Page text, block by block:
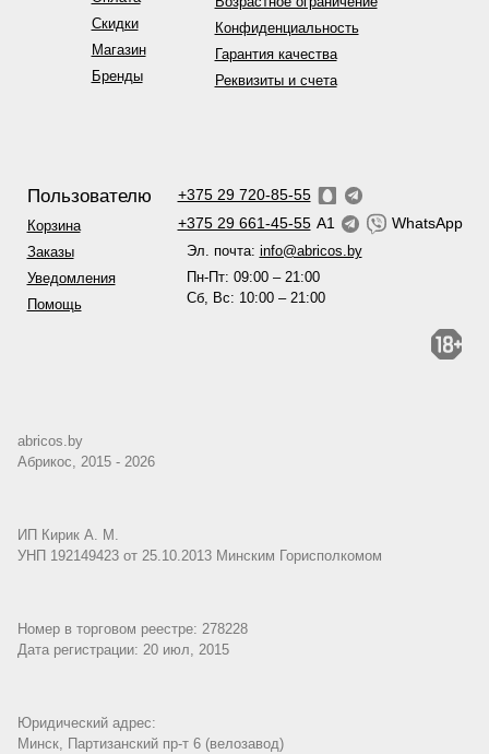
Скидки
Магазин
Бренды
Конфиденциальность
Гарантия качества
Реквизиты и счета
Пользователю
Корзина
Заказы
Уведомления
Помощь
+375 29 720-85-55
+375 29 661-45-55 A1 WhatsApp
Эл. почта: info@abricos.by
Пн-Пт: 09:00 – 21:00
Сб, Вс: 10:00 – 21:00
abricos.by
Абрикос, 2015 - 2026
ИП Кирик А. М.
УНП 192149423 от 25.10.2013 Минским Горисполкомом
Номер в торговом реестре: 278228
Дата регистрации: 20 июл, 2015
Юридический адрес:
Минск, Партизанский пр-т 6 (велозавод)